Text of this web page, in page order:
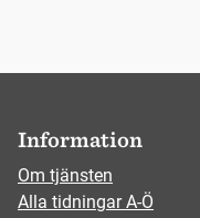
Information
Om tjänsten
Alla tidningar A-Ö